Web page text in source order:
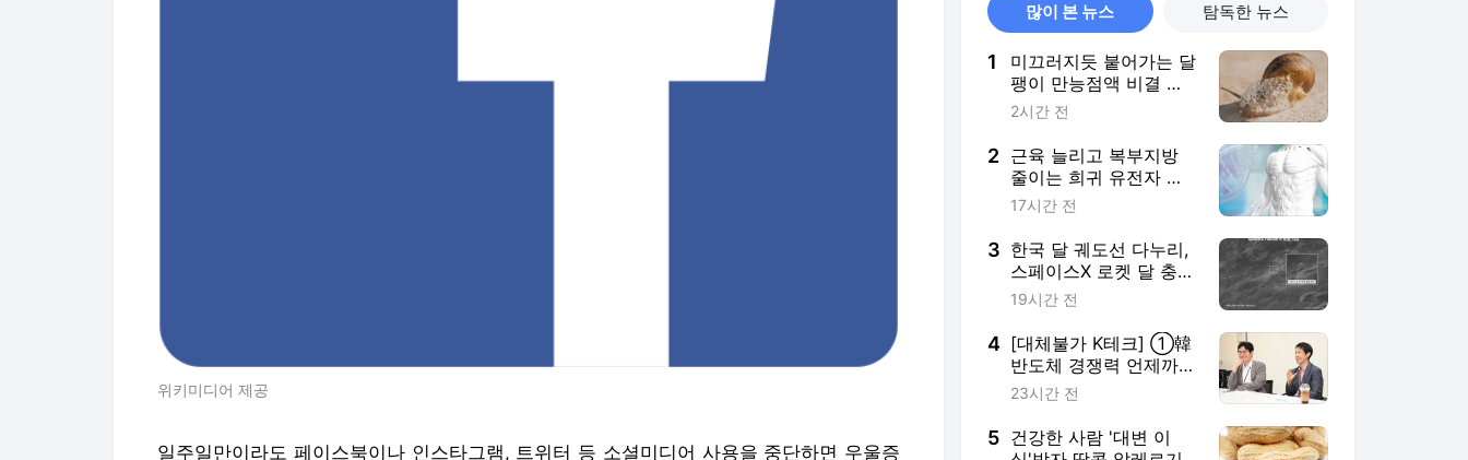
위키미디어 제공
일주일만이라도 페이스북이나 인스타그램, 트위터 등 소셜미디어 사용을 중단하면 우울증
많이 본 뉴스 탐독한 뉴스
1
미끄러지듯 붙어가는 달
팽이 만능점액 비결 밝
혔다
2시간 전
2 근육 늘리고 복부지방
줄이는 희귀 유전자 변
이
17시간 전
3 한국 달 궤도선 다누리,
스페이스X 로켓 달 충돌
흔적 포착
19시간 전
4 [대체불가 K테크] ①韓
반도체 경쟁력 언제까
지?…"10년 뒤 '포스트
23시간 전
5 건강한 사람 '대변 이